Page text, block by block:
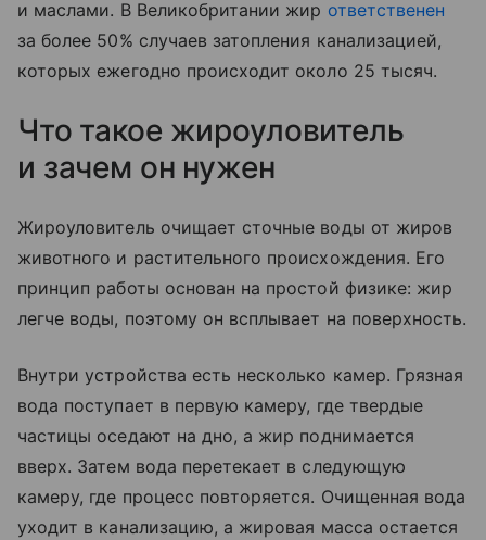
и маслами. В Великобритании жир ответственен
за более 50% случаев затопления канализацией,
которых ежегодно происходит около 25 тысяч.
Что такое жироуловитель
и зачем он нужен
Жироуловитель очищает сточные воды от жиров
животного и растительного происхождения. Его
принцип работы основан на простой физике: жир
легче воды, поэтому он всплывает на поверхность.
Внутри устройства есть несколько камер. Грязная
вода поступает в первую камеру, где твердые
частицы оседают на дно, а жир поднимается
вверх. Затем вода перетекает в следующую
камеру, где процесс повторяется. Очищенная вода
уходит в канализацию, а жировая масса остается